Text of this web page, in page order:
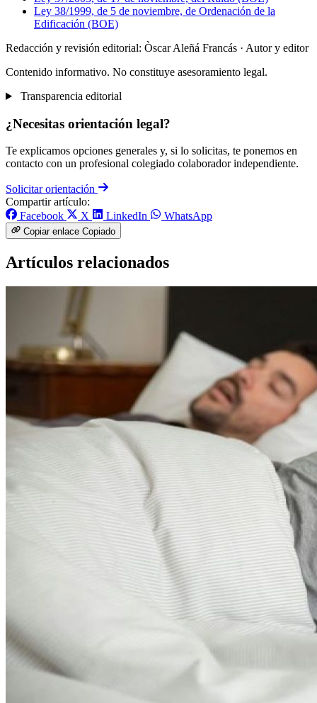
Ley 38/1999, de 5 de noviembre, de Ordenación de la
Edificación (BOE)
Redacción y revisión editorial: Òscar Aleñá Francás · Autor y editor
Contenido informativo. No constituye asesoramiento legal.
Transparencia editorial
¿Necesitas orientación legal?
Te explicamos opciones generales y, si lo solicitas, te ponemos en
contacto con un profesional colegiado colaborador independiente.
Solicitar orientación
Compartir artículo:
Facebook
X LinkedIn WhatsApp
Copiar enlace Copiado
Artículos relacionados